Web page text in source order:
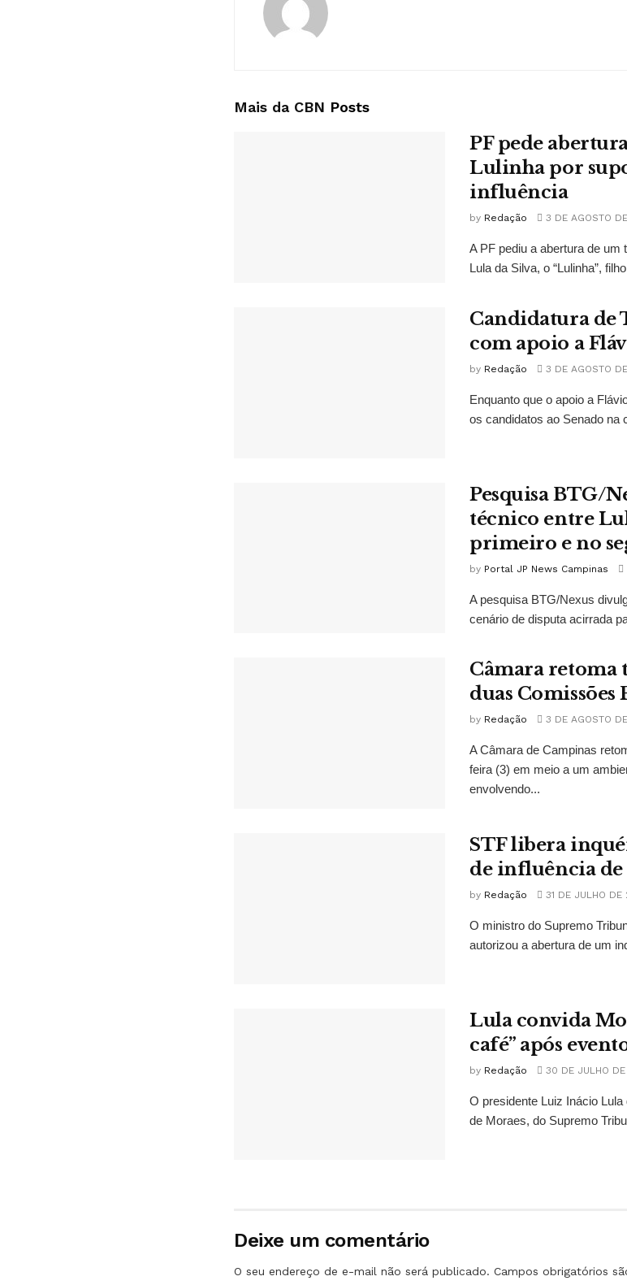
Mais da CBN Posts
PF pede
Lulinha por
influência
by Redação 3 DE AGOSTO
A PF pediu a abertura de um
Lula da Silva, o “Lulinha”,
Candidatura de
com apoio a
by Redação 3 DE AGOSTO
Enquanto que o apoio a
os candidatos ao Senado na
Pesquisa BTG/
técnico entre
primeiro e no
by Portal JP News Campinas
A pesquisa BTG/Nexus
cenário de disputa acirrada
Câmara retoma
duas Comissões
by Redação 3 DE AGOSTO
A Câmara de Campinas
feira (3) em meio a um
envolvendo...
STF libera
de influência
by Redação 31 DE JULHO DE
O ministro do Supremo
autorizou a abertura de um
Lula convida
café” após
by Redação 30 DE JULHO
O presidente Luiz Inácio
de Moraes, do Supremo
Deixe um comentário
O seu endereço de e-mail não será publicado. Campos obrigatórios